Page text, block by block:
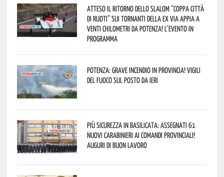
Atteso il ritorno dello slalom “Coppa Città
di Ruoti” sui tornanti della ex via Appia a
venti chilometri da Potenza! L’evento in
programma
Potenza: grave incendio in Provincia! Vigili
del fuoco sul posto da ieri
Più sicurezza in Basilicata: assegnati 61
nuovi Carabinieri ai Comandi provinciali!
Auguri di buon lavoro